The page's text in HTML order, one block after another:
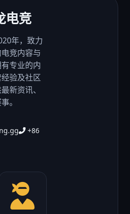
电竞
年，致力
竞内容与
专业的内
验及社区
新资讯、
。
+86